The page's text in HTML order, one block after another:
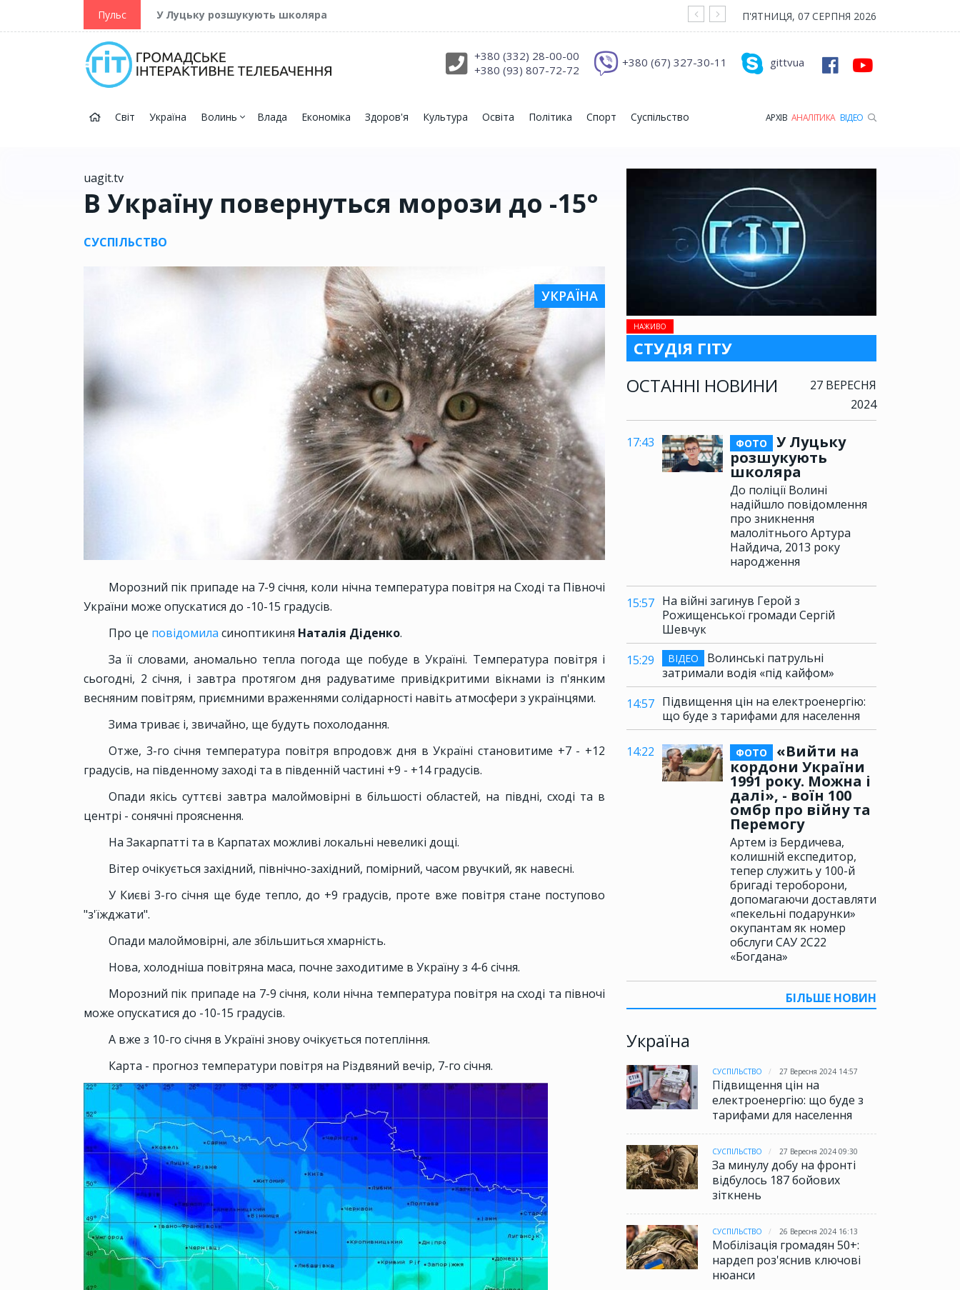
Пульс У Луцьку розшукують школяра На війні загинув Герой з Рожищенської
П'ЯТНИЦЯ, 07 СЕРПНЯ 2026
gittvua
+380 (67) 327-30-11
+380 (332) 28-00-00
+380 (93) 807-72-72
Світ Україна Волинь Влада Економіка Здоров'я Культура Освіта Політика Спорт Суспільство АРХІВ АНАЛІТИКА ВІДЕО
НАЖИВО
СТУДІЯ ГІТУ
ОСТАННІ НОВИНИ
27 ВЕРЕСНЯ
2024
17:43 ФОТО
У Луцьку
розшукують
школяра
До поліції Волині
надійшло повідомлення
про зникнення
малолітнього Артура
Найдича, 2013 року
народження
15:57 На війні загинув Герой з
Рожищенської громади Сергій
Шевчук
15:29
ВІДЕО
Волинські патрульні
затримали водія «під кайфом»
14:57 Підвищення цін на електроенергію:
що буде з тарифами для населення
14:22 ФОТО
«Вийти на
кордони України
1991 року. Можна і
далі», - воїн 100
омбр про війну та
Перемогу
Артем із Бердичева,
колишній експедитор,
тепер служить у 100-й
бригаді тероборони,
допомагаючи доставляти
«пекельні подарунки»
окупантам як номер
обслуги САУ 2С22
«Богдана»
БІЛЬШЕ НОВИН
Україна
СУСПІЛЬСТВО 27 Вересня 2024 14:57
Підвищення цін на
електроенергію: що буде з
тарифами для населення
СУСПІЛЬСТВО 27 Вересня 2024 09:30
За минулу добу на фронті
відбулось 187 бойових
зіткнень
СУСПІЛЬСТВО 26 Вересня 2024 16:13
Мобілізація громадян 50+:
нардеп роз'яснив ключові
нюанси
uagit.tv
В Україну повернуться морози до -15°
СУСПІЛЬСТВО
УКРАЇНА
Морозний пік припаде на 7-9 січня, коли нічна температура повітря на Сході та Півночі
України може опускатися до -10-15 градусів.
Про це повідомила синоптикиня Наталія Діденко.
За її словами, аномально тепла погода ще побуде в Україні. Температура повітря і
сьогодні, 2 січня, і завтра протягом дня радуватиме привідкритими вікнами із п'янким
весняним повітрям, приємними враженнями солідарності навіть атмосфери з українцями.
Зима триває і, звичайно, ще будуть похолодання.
Отже, 3-го січня температура повітря впродовж дня в Україні становитиме +7 - +12
градусів, на південному заході та в південній частині +9 - +14 градусів.
Опади якісь суттєві завтра малоймовірні в більшості областей, на півдні, сході та в
центрі - сонячні прояснення.
На Закарпатті та в Карпатах можливі локальні невеликі дощі.
Вітер очікується західний, північно-західний, помірний, часом рвучкий, як навесні.
У Києві 3-го січня ще буде тепло, до +9 градусів, проте вже повітря стане поступово
"з'їжджати".
Опади малоймовірні, але збільшиться хмарність.
Нова, холодніша повітряна маса, почне заходитиме в Україну з 4-6 січня.
Морозний пік припаде на 7-9 січня, коли нічна температура повітря на сході та півночі
може опускатися до -10-15 градусів.
А вже з 10-го січня в Україні знову очікується потепління.
Карта - прогноз температури повітря на Різдвяний вечір, 7-го січня.